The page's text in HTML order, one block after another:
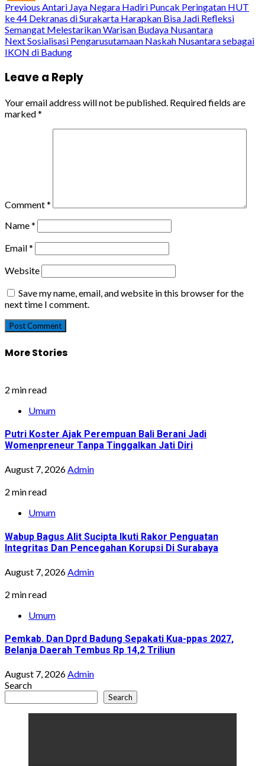
Continue
Reading
Previous Antari Jaya Negara Hadiri Puncak Peringatan HUT
ke 44 Dekranas di Surakarta Harapkan Bisa Jadi Refleksi
Semangat Melestarikan Warisan Budaya Nusantara
NextSosialisasi Pengarusutamaan Naskah Nusantara sebagai
IKON di Badung
Leave a Reply
Your email address will not be published. Required fields are
marked*
Comment*
Name*
Email*
Website
Save my name, email, and website in this browser for the
next time I comment.
More Stories
2 min read
Umum
Putri Koster Ajak Perempuan Bali Berani Jadi
Womenpreneur Tanpa Tinggalkan Jati Diri
August 7, 2026Admin
2 min read
Umum
Wabup Bagus Alit Sucipta Ikuti Rakor Penguatan
Integritas Dan Pencegahan Korupsi Di Surabaya
August 7, 2026Admin
2 min read
Umum
Pemkab. Dan Dprd Badung Sepakati Kua-ppas 2027,
Belanja Daerah Tembus Rp 14,2 Triliun
August 7, 2026Admin
Search
Search